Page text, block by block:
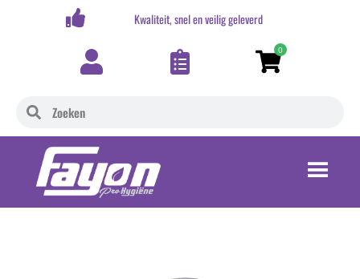
Kwaliteit, snel en veilig geleverd
0